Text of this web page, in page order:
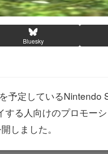
Bluesky
予定しているNintendo
する人向けのプロモー
しました。